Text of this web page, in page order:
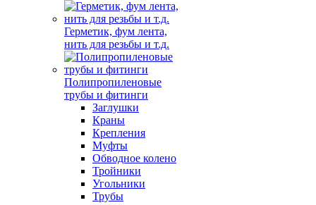
Герметик, фум лента,
нить для резьбы и т.д.
Полипропиленовые
трубы и фитинги
Заглушки
Краны
Крепления
Муфты
Обводное колено
Тройники
Угольники
Трубы